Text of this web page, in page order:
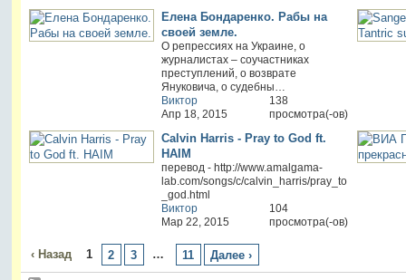
Елена Бондаренко. Рабы на
своей земле.
О репрессиях на Украине, о
журналистах – соучастниках
преступлений, о возврате
Януковича, о судебны…
Виктор
Апр 18, 2015
138
просмотра(-ов)
Calvin Harris - Pray to God ft.
HAIM
перевод - http://www.amalgama-
lab.com/songs/c/calvin_harris/pray_to
_god.html
Виктор
Мар 22, 2015
104
просмотра(-ов)
‹ Назад 1 2 3 … 11 Далее ›